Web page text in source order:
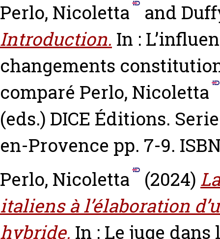
Perlo, Nicoletta and
Introduction. In :
changements
comparé Perlo, Nicoletta
(eds.) DICE Éditions.
en-Provence pp. 7-9.
Perlo, Nicoletta
(2024)
italiens à l’élaboration
hybride. In : Le juge